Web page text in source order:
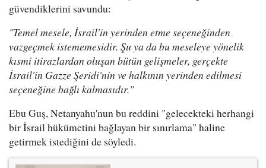
güvendiklerini savundu:
"Temel mesele, İsrail'in yerinden etme seçeneğinden
vazgeçmek istememesidir. Şu ya da bu meseleye yönelik
kısmi itirazlardan oluşan bütün gelişmeler, gerçekte
İsrail'in Gazze Şeridi'nin ve halkının yerinden edilmesi
seçeneğine bağlı kalmasıdır."
Ebu Guş, Netanyahu'nun bu reddini "gelecekteki herhangi
bir İsrail hükümetini bağlayan bir sınırlama" haline
getirmek istediğini de söyledi.